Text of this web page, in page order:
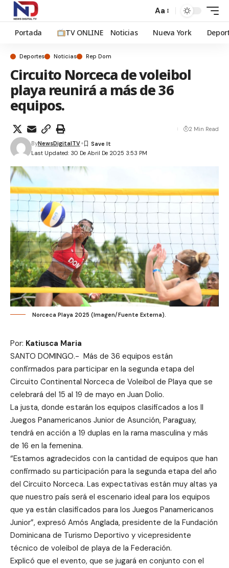
Aa
Portada TV ONLINE Noticias Nueva York
Deportes Noticias Rep Dom
Circuito Norceca de voleibol
playa reunirá a más de 36
equipos.
Last Updated: 30 De Abril De 2025 3:53 PM
ByNewsDigitalTV
2 Min Read
Norceca Playa 2025 (Imagen/Fuente Externa).
Por: Katiusca Maria
SANTO DOMINGO.- Más de 36 equipos están
confirmados para participar en la segunda etapa del
Circuito Continental Norceca de Voleibol de Playa que se
celebrará del 15 al 19 de mayo en Juan Dolio.
La justa, donde estarán los equipos clasificados a los II
Juegos Panamericanos Junior de Asunción, Paraguay,
tendrá en acción a 19 duplas en la rama masculina y más
de 16 en la femenina.
“Estamos agradecidos con la cantidad de equipos que han
confirmado su participación para la segunda etapa del año
del Circuito Norceca. Las expectativas están muy altas ya
que nuestro país será el escenario ideal para los equipos
que ya están clasificados para los Juegos Panamericanos
Junior”, expresó Amós Anglada, presidente de la Fundación
Dominicana de Turismo Deportivo y vicepresidente
técnico de voleibol de playa de la Federación.
Explicó que el evento, que se jugará en conjunto con el